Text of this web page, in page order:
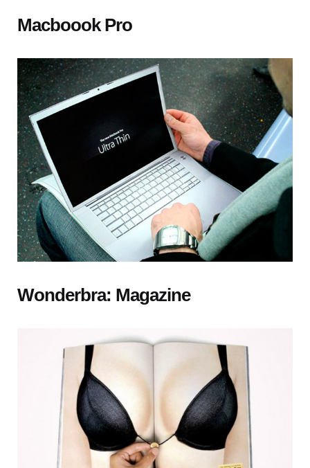
Macboook Pro
Wonderbra: Magazine